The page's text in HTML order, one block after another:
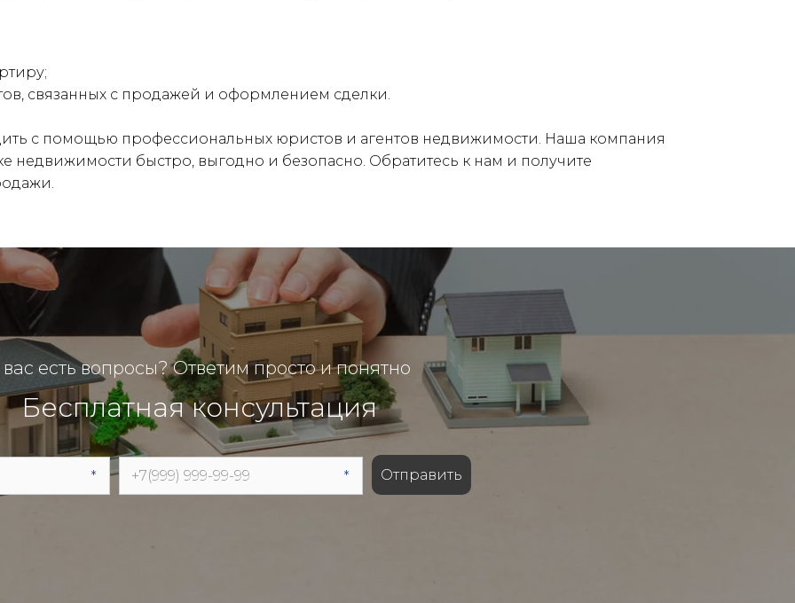
связанных с продажей и оформлением сделки.
с помощью профессиональных юристов и агентов недвижимости. Наша компания
недвижимости быстро, выгодно и безопасно. Обратитесь к нам и получите
есть вопросы? Ответим просто и понятно
Бесплатная консультация
* * Отправить